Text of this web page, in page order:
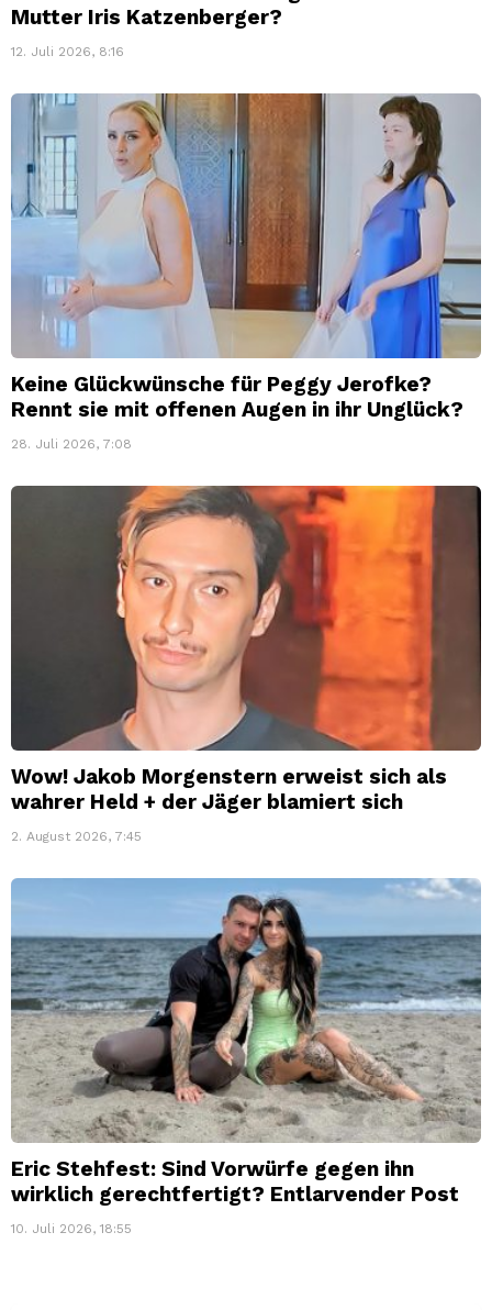
Mutter Iris Katzenberger?
12. Juli 2026, 8:16
Keine Glückwünsche für Peggy Jerofke?
Rennt sie mit offenen Augen in ihr Unglück?
28. Juli 2026, 7:08
Wow! Jakob Morgenstern erweist sich als
wahrer Held + der Jäger blamiert sich
2. August 2026, 7:45
Eric Stehfest: Sind Vorwürfe gegen ihn
wirklich gerechtfertigt? Entlarvender Post
10. Juli 2026, 18:55